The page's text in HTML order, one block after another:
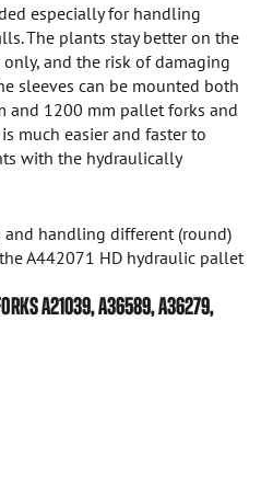
especially for handling
The plants stay better on the
and the risk of damaging
sleeves can be mounted both
and 1200 mm pallet forks and
much easier and faster to
with the hydraulically
handling different (round)
A442071 HD hydraulic pallet
A21039, A36589, A36279,